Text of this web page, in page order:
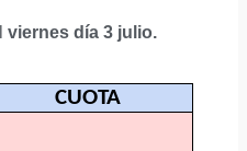
viernes día 3 julio.
CUOTA